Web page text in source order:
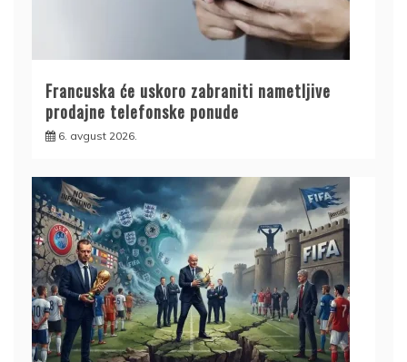
Francuska će uskoro zabraniti nametljive
prodajne telefonske ponude
6. avgust 2026.